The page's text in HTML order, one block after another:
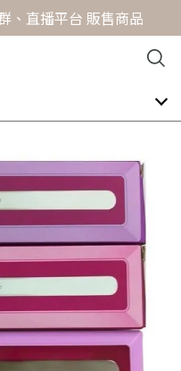
、直播平台 販售商品